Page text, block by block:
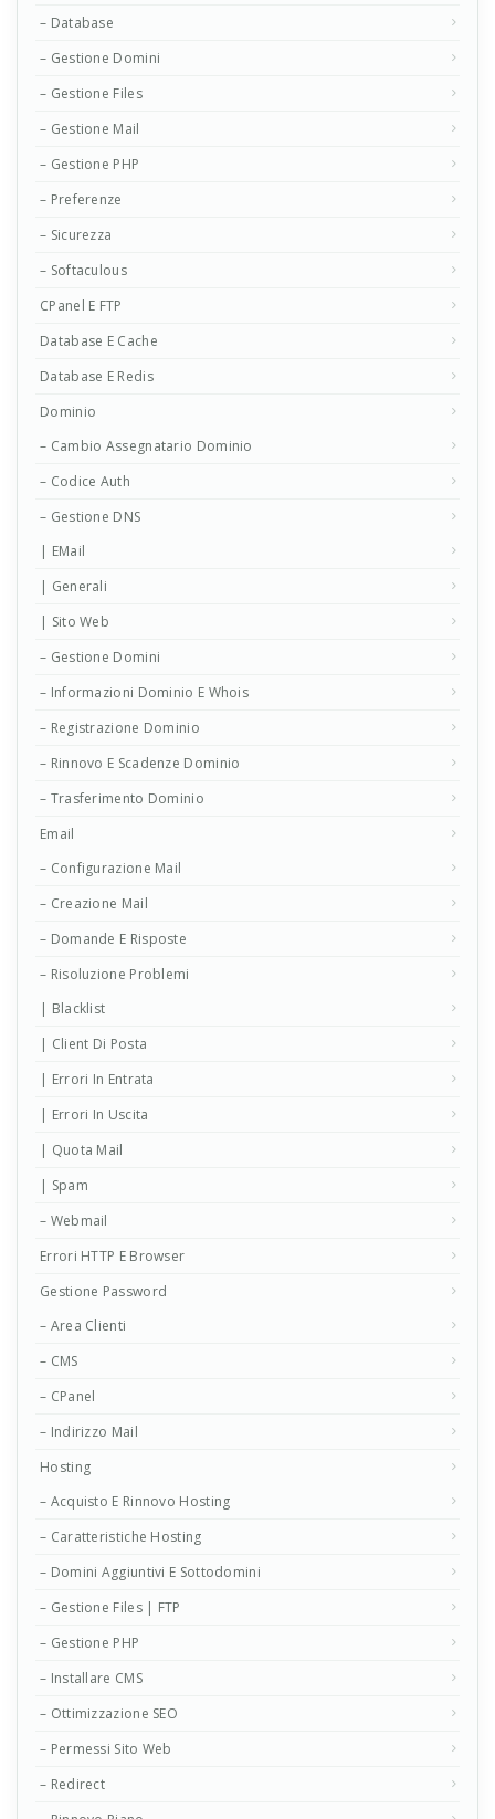
– Database
– Gestione Domini
– Gestione Files
– Gestione Mail
– Gestione PHP
– Preferenze
– Sicurezza
– Softaculous
CPanel E FTP
Database E Cache
Database E Redis
Dominio
– Cambio Assegnatario Dominio
– Codice Auth
– Gestione DNS
| EMail
| Generali
| Sito Web
– Gestione Domini
– Informazioni Dominio E Whois
– Registrazione Dominio
– Rinnovo E Scadenze Dominio
– Trasferimento Dominio
Email
– Configurazione Mail
– Creazione Mail
– Domande E Risposte
– Risoluzione Problemi
| Blacklist
| Client Di Posta
| Errori In Entrata
| Errori In Uscita
| Quota Mail
| Spam
– Webmail
Errori HTTP E Browser
Gestione Password
– Area Clienti
– CMS
– CPanel
– Indirizzo Mail
Hosting
– Acquisto E Rinnovo Hosting
– Caratteristiche Hosting
– Domini Aggiuntivi E Sottodomini
– Gestione Files | FTP
– Gestione PHP
– Installare CMS
– Ottimizzazione SEO
– Permessi Sito Web
– Redirect